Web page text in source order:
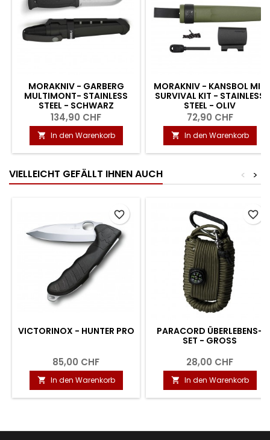
MORAKNIV - GARBERG
MULTIMONT- STAINLESS
STEEL - SCHWARZ
134,90 CHF
 In den Warenkorb
MORAKNIV - KANSBOL MIT
SURVIVAL KIT - STAINLESS
STEEL - OLIV
72,90 CHF
 In den Warenkorb
VIELLEICHT GEFÄLLT IHNEN AUCH >
<
VICTORINOX - HUNTER PRO
85,00 CHF
 In den Warenkorb
favorite_border
PARACORD ÜBERLEBENS-
SET - GROSS
28,00 CHF
 In den Warenkorb
favorite_border